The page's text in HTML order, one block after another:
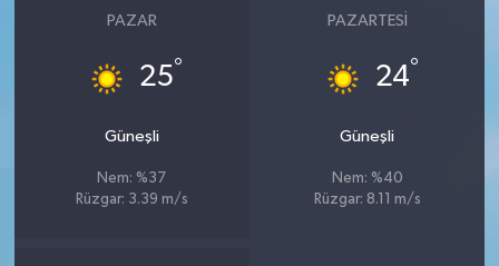
PAZAR
25°
Güneşli
Nem: %37
Rüzgar: 3.39 m/s
PAZARTESI
24°
Güneşli
Nem: %40
Rüzgar: 8.11 m/s